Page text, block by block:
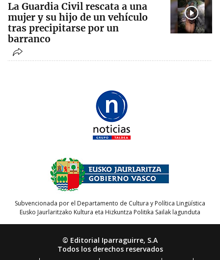
La Guardia Civil rescata a una
mujer y su hijo de un vehículo
tras precipitarse por un
barranco
Subvencionada por el Departamento de Cultura y Política Lingüística
Eusko Jaurlaritzako Kultura eta Hizkuntza Politika Sailak lagunduta
© Editorial Iparraguirre, S.A
Todos los derechos reservados